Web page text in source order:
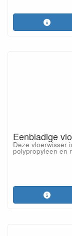
Eenbladige
Deze vloerwisser
polypropyleen en